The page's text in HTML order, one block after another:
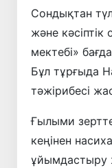
Сондықтан
және кәсіптік
мектебі»
Бұл тұрғыда
тәжірибесі
Ғылыми
кеңінен
ұйымдастыру